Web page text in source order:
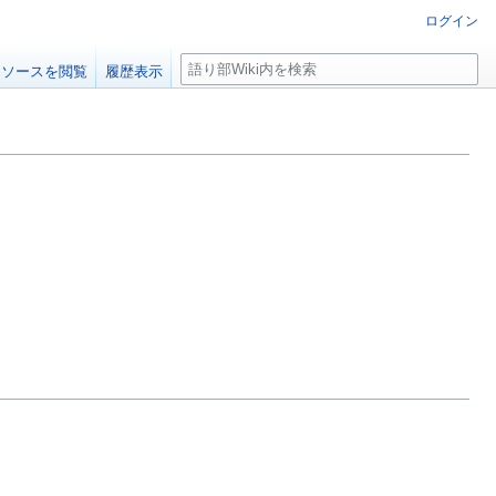
ログイン
ソースを閲覧 履歴表示
検
索